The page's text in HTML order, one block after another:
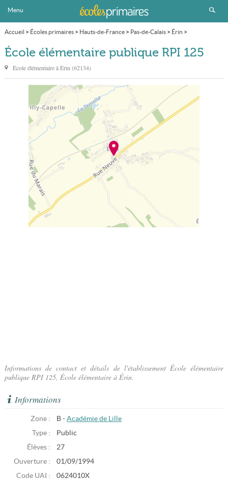
Menu
Accueil > Écoles primaires> Hauts-de-France> Pas-de-Calais> Érin >
École élémentaire publique RPI 125
École élémentaire publique RPI 125
École élémentaire àÉrin (62134)
Informations de contact et détails de l'établissement École élémentaire
publique RPI 125, École élémentaire à Érin.
Informations
Zone : B - Académie de Lille
Type :
Public
Élèves :
27
Ouverture :
01/09/1994
Code UAI :
0624010X